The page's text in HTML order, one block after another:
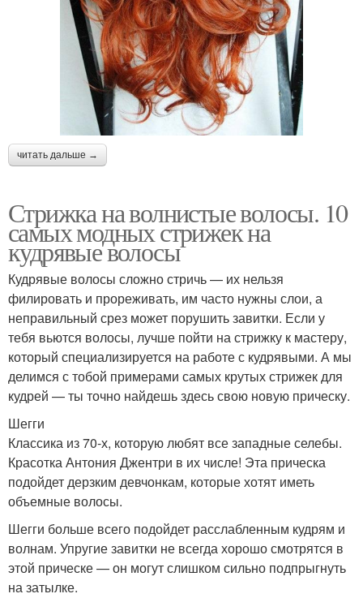
читать дальше →
Стрижка на волнистые волосы. 10
самых модных стрижек на
кудрявые волосы
Кудрявые волосы сложно стричь — их нельзя
филировать и прореживать, им часто нужны слои, а
неправильный срез может порушить завитки. Если у
тебя вьются волосы, лучше пойти на стрижку к мастеру,
который специализируется на работе с кудрявыми. А мы
делимся с тобой примерами самых крутых стрижек для
кудрей — ты точно найдешь здесь свою новую прическу.
Шегги
Классика из 70-х, которую любят все западные селебы.
Красотка Антония Джентри в их числе! Эта прическа
подойдет дерзким девчонкам, которые хотят иметь
объемные волосы.
Шегги больше всего подойдет расслабленным кудрям и
волнам. Упругие завитки не всегда хорошо смотрятся в
этой прическе — он могут слишком сильно подпрыгнуть
на затылке.